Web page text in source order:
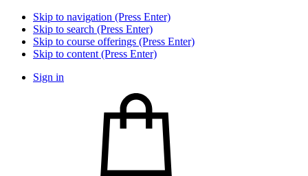
Skip to navigation (Press Enter)
Skip to search (Press Enter)
Skip to course offerings (Press Enter)
Skip to content (Press Enter)
Sign in